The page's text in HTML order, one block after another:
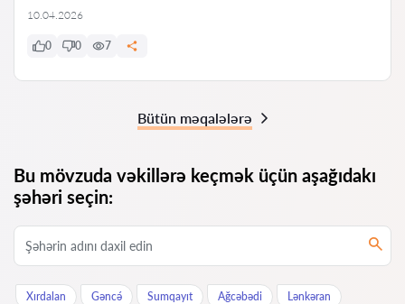
10.04.2026
0 0 7
Bütün məqalələrə
Bu mövzuda vəkillərə keçmək üçün aşağıdakı
şəhəri seçin:
Xırdalan Gəncə́ Sumqayıt Ağcəbədi Lənkəran